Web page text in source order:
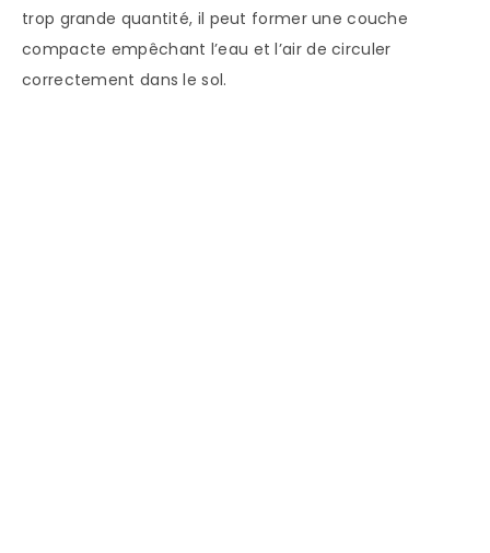
trop grande quantité, il peut former une couche
compacte empêchant l’eau et l’air de circuler
correctement dans le sol.